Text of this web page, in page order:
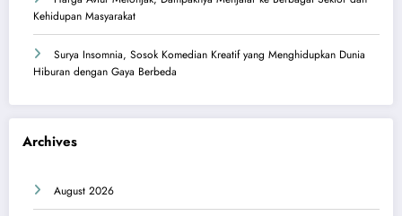
Kehidupan Masyarakat
Surya Insomnia, Sosok Komedian Kreatif yang Menghidupkan Dunia
Hiburan dengan Gaya Berbeda
Archives
August 2026